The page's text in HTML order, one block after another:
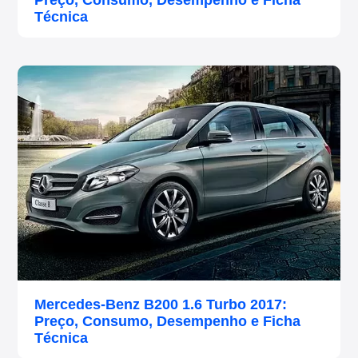
Técnica
Mercedes-Benz B200 1.6 Turbo 2017:
Preço, Consumo, Desempenho e Ficha
Técnica